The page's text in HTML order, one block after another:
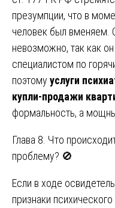
презумпции, что в
человек был вменяем.
невозможно, так как
специалистом по
поэтому услуги
купли-продажи
формальность, а
Глава 8. Что
проблему? 🚫
Если в ходе
признаки